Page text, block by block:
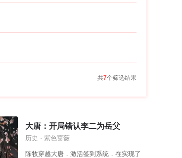
共7个筛选结果
大唐：开局错认李二为岳父
历史 · 紫色蔷薇
陈牧穿越大唐，激活签到系统，在实现了